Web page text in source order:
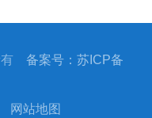
有备案号：苏ICP备
网站地图